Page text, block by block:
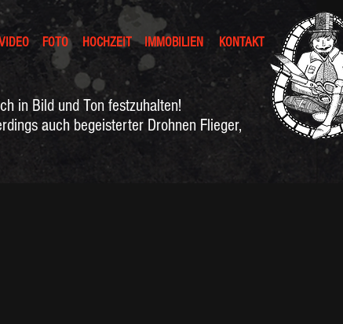
FOTO HOCHZEIT IMMOBILIEN KONTAKT
in Bild und Ton festzuhalten!
auch begeisterter Drohnen Flieger,